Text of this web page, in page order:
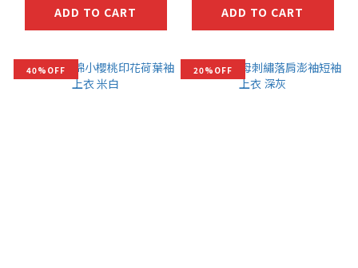
ADD TO CART ADD TO CART
40%OFF 20%OFF